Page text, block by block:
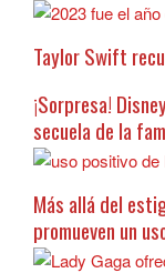
Taylor Swift
¡Sorpresa!
secuela de la
Más allá del
promueven un